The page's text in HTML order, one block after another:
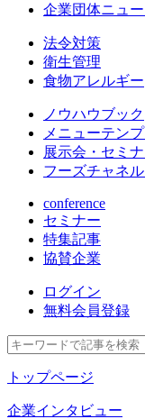
企業団体ニュ
法令対策
衛生管理
食物アレルギー
ノウハウブック
メニューテン
展示会・セミ
フーズチャネ
conference
セミナー
特集記事
協賛企業
ログイン
無料会員登録
トップページ
企業インタビュー